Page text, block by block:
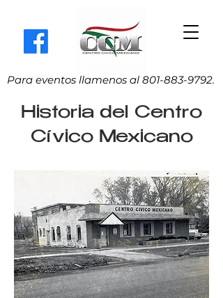
Para eventos llamenos al 801-883-9792.
Historia del Centro
Cívico Mexicano